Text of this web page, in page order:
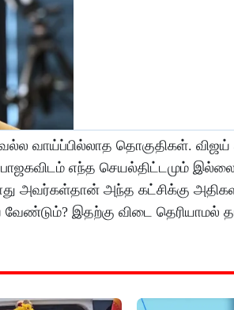
வாய்ப்பில்லாத தொகுதிகள். விஜய்
எந்த செயல்திட்டமும்
அவர்கள்தான் அந்த கட்சிக்கு
இதற்கு விடை தெரியாமல்